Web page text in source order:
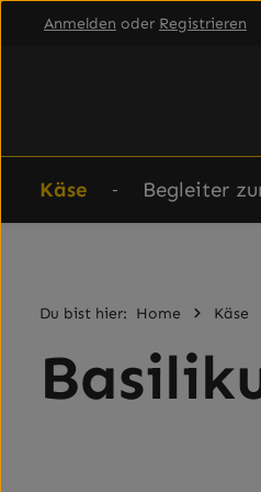
Hauptinhalt springen
Zur Hauptnavigation springen
Anmelden oder Registrieren
Käse Begleiter
Du bist hier: Home Käse